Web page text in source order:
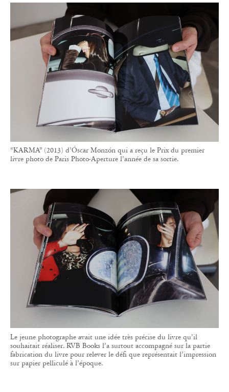
“KARMA” (2013) d’Óscar Monzón qui a reçu le Prix du premier
livre photo de Paris Photo-Aperture l’année de sa sortie.
Le jeune photographe avait une idée très précise du livre qu’il
souhaitait réaliser. RVB Books l’a surtout accompagné sur la partie
fabrication du livre pour relever le défi que représentait l’impression
sur papier pelliculé à l’époque.